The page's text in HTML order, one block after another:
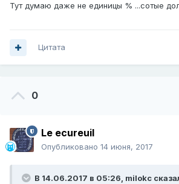
Тут думаю даже не единицы % ...сотые
Цитата
0
Le ecureuil
Опубликовано 14 июня, 2017
В 14.06.2017 в 05:26, milokc